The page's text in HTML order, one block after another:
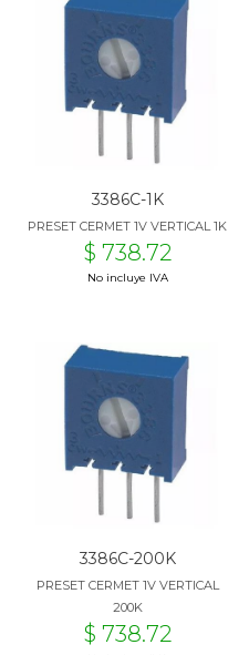
3386C-1K
PRESET CERMET 1V VERTICAL 1K
$ 738.72
No incluye IVA
3386C-200K
PRESET CERMET 1V VERTICAL
200K
$ 738.72